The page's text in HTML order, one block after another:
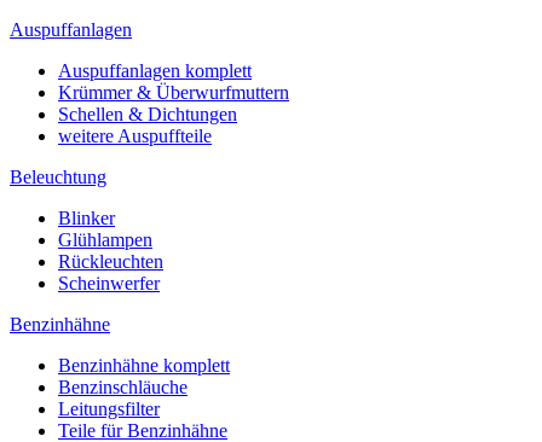
Auspuffanlagen
Auspuffanlagen komplett
Krümmer & Überwurfmuttern
Schellen & Dichtungen
weitere Auspuffteile
Beleuchtung
Blinker
Glühlampen
Rückleuchten
Scheinwerfer
Benzinhähne
Benzinhähne komplett
Benzinschläuche
Leitungsfilter
Teile für Benzinhähne